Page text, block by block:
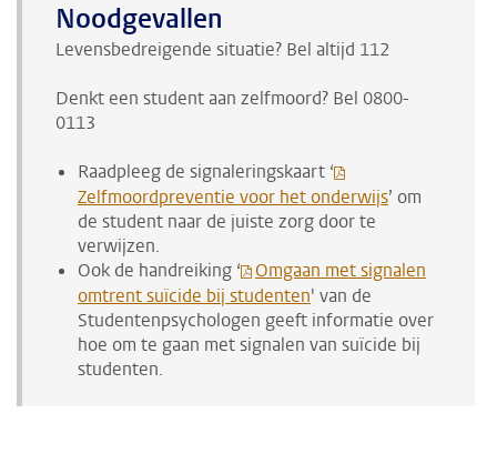
Noodgevallen
Levensbedreigende situatie? Bel altijd 112
Denkt een student aan zelfmoord? Bel 0800-
0113
Raadpleeg de signaleringskaart ‘
Zelfmoordpreventie voor het onderwijs’ om
de student naar de juiste zorg door te
verwijzen.
Ook de handreiking ‘
Omgaan met signalen
omtrent suïcide bij studenten' van de
Studentenpsychologen geeft informatie over
hoe om te gaan met signalen van suïcide bij
studenten.